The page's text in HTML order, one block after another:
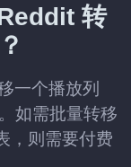
转
一个播放列
如需批量转移
，则需要付费